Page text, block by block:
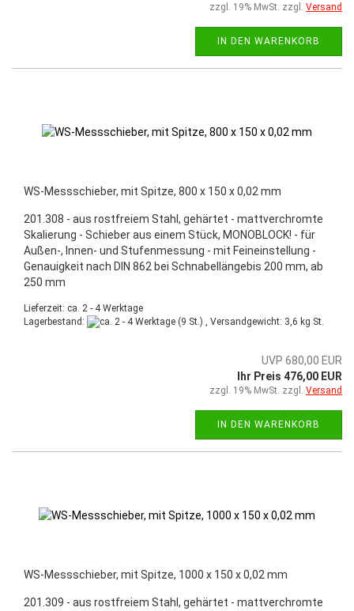
zzgl. 19% MwSt. zzgl. Versand
IN DEN WARENKORB
WS-Messschieber, mit Spitze, 800 x 150 x 0,02 mm
201.308 - aus rostfreiem Stahl, gehärtet - mattverchromte
Skalierung - Schieber aus einem Stück, MONOBLOCK! - für
Außen-, Innen- und Stufenmessung - mit Feineinstellung -
Genauigkeit nach DIN 862 bei Schnabellängebis 200 mm, ab
250 mm
Lieferzeit: ca. 2 - 4 Werktage
Lagerbestand:
(9 St.) , Versandgewicht: 3,6 kg St.
UVP 680,00 EUR
Ihr Preis 476,00 EUR
zzgl. 19% MwSt. zzgl. Versand
IN DEN WARENKORB
WS-Messschieber, mit Spitze, 1000 x 150 x 0,02 mm
201.309 - aus rostfreiem Stahl, gehärtet - mattverchromte